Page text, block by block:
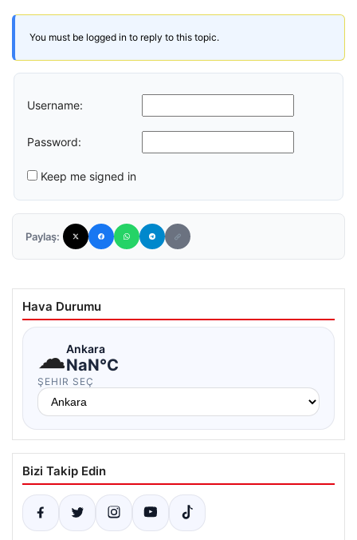
You must be logged in to reply to this topic.
Username:
Password:
Keep me signed in
Paylaş:
Hava Durumu
☁Ankara
NaN°C
ŞEHIR SEÇ
Bizi Takip Edin